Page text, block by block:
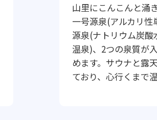
山里にこんこんと涌
一号源泉(アルカリ
源泉(ナトリウム炭酸
温泉)、2つの泉質が
めます。サウナと露
ており、心行くまで